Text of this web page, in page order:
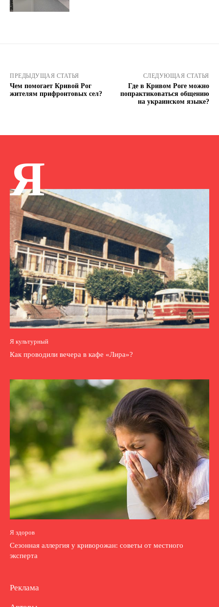
ПРЕДЫДУЩАЯ СТАТЬЯ
Чем помогает Кривой Рог
жителям прифронтовых сел?
СЛЕДУЮЩАЯ СТАТЬЯ
Где в Кривом Роге можно
попрактиковаться общению
на украинском языке?
Я
Я культурный
Как проводили вечера в кафе «Лира»?
Я здоров
Сезонная аллергия у криворожан: советы от местного
эксперта
Реклама